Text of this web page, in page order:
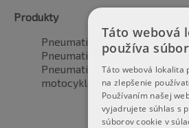
Produkty
Pneumatiky pre automobily
Pneumatiky pre SUV / 4x4
Pneumatiky pre dodávku
motocyklové pneumatiky
Táto webová
používa
Táto webová lokalita
na zlepšenie
Používaním našej
vyjadrujete súhlas s
súborov cookie v